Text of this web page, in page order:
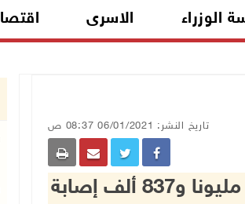
الوزراء الاسرى
تاريخ النشر: 06/01/2021 08:37 ص